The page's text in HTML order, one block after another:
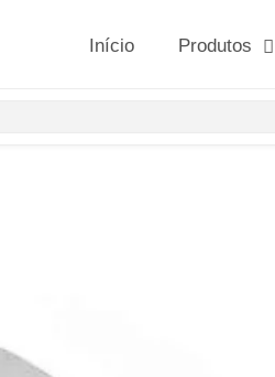
Início Produtos